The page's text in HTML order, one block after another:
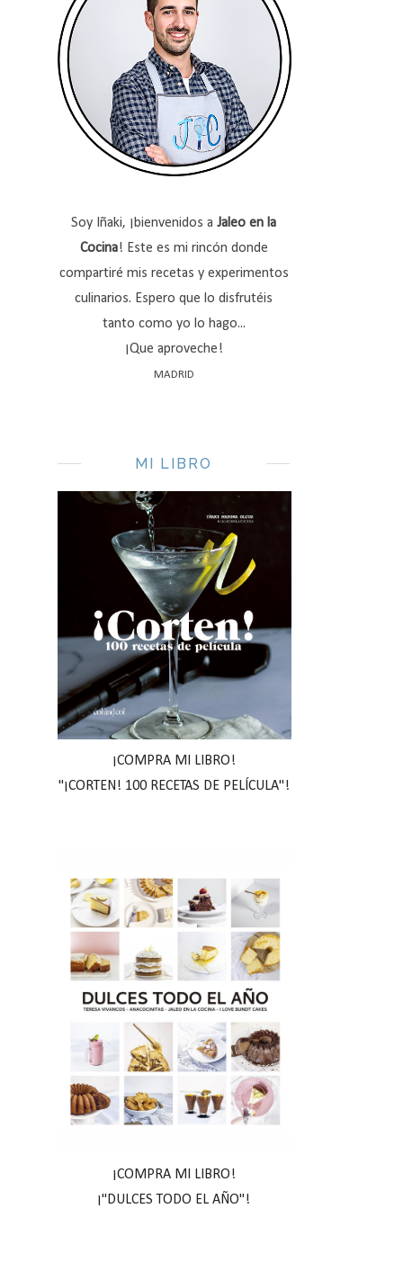
Soy Iñaki, ¡bienvenidos a Jaleo en la
Cocina! Este es mi rincón donde
compartiré mis recetas y experimentos
culinarios. Espero que lo disfrutéis
tanto como yo lo hago...
¡Que aproveche!
MADRID
MI LIBRO
¡COMPRA MI LIBRO!
"¡CORTEN! 100 RECETAS DE PELÍCULA"!
¡COMPRA MI LIBRO!
¡"DULCES TODO EL AÑO"!